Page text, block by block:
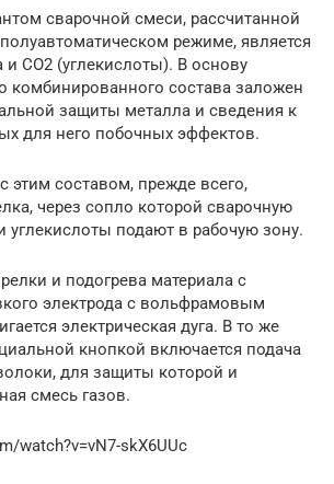
сварочной смеси, рассчитанной
режиме, является
и СО2 (углекислоты). В основу
комбинированного состава заложен
защиты металла и сведения к
для него побочных эффектов.
этим составом, прежде всего,
через сопло которой сварочную
углекислоты подают в рабочую зону.
и подогрева материала с
электрода с вольфрамовым
электрическая дуга. В то же
кнопкой включается подача
для защиты которой и
смесь газов.
watch?v=vN7-skX6UUc